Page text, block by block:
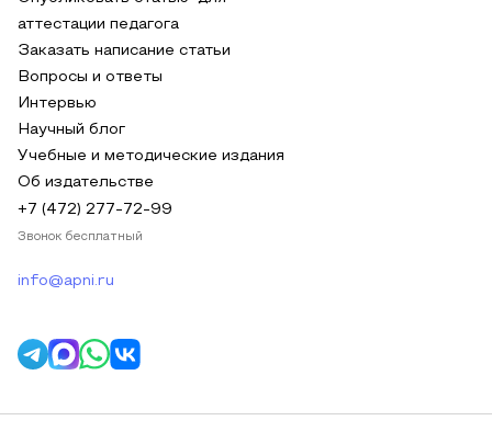
аттестации педагога
Заказать написание статьи
Вопросы и ответы
Интервью
Научный блог
Учебные и методические издания
Об издательстве
+7 (472) 277-72-99
Звонок бесплатный
info@apni.ru